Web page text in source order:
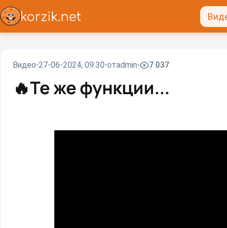
Видео 27-06-2024, 09:30 отadmin 7 037
🔥Те же функции...⁠⁠